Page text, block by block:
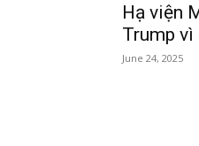
Hạ viện
Trump vì
June 24, 2025